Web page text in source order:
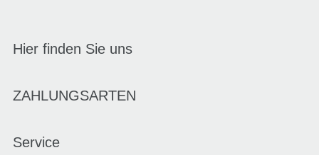
Hier finden Sie uns
ZAHLUNGSARTEN
Service